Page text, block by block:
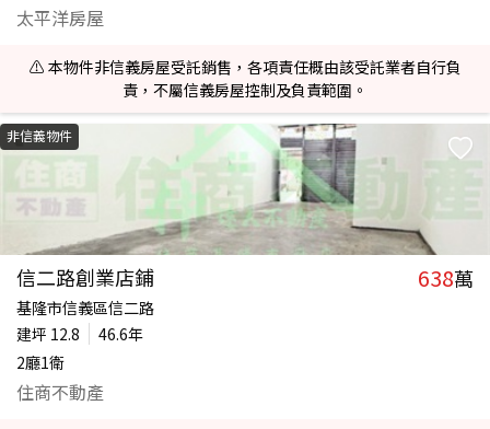
太平洋房屋
⚠️ 本物件非信義房屋受託銷售，各項責任概由該受託業者自行負
責，不屬信義房屋控制及負責範圍。
非信義物件
信二路創業店鋪 638萬
基隆市信義區信二路
建坪 12.8
46.6年
2廳1衛
住商不動產